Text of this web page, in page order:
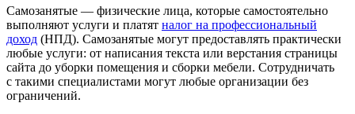
Самозанятые — физические лица, которые самостоятельно
выполняют услуги и платят налог на профессиональный
доход (НПД). Самозанятые могут предоставлять практически
любые услуги: от написания текста или верстания страницы
сайта до уборки помещения и сборки мебели. Сотрудничать
с такими специалистами могут любые организации без
ограничений.